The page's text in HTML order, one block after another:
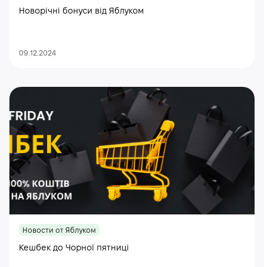
Новорічні бонуси від Яблуком
09.12.2024
Новости от Яблуком
Кешбек до Чорної пятниці